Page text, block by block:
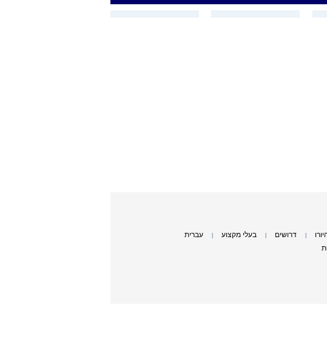
דרושים בעלי מקצוע עברית